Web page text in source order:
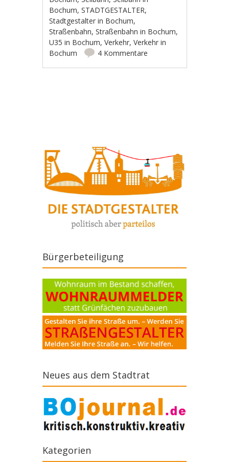
Bochum,STADTGESTALTER,
Stadtgestalter in Bochum,
Straßenbahn,Straßenbahn in Bochum,
U35 in Bochum,Verkehr,Verkehr in
Bochum
4 Kommentare
Bürgerbeteiligung
Neues aus dem Stadtrat
Kategorien